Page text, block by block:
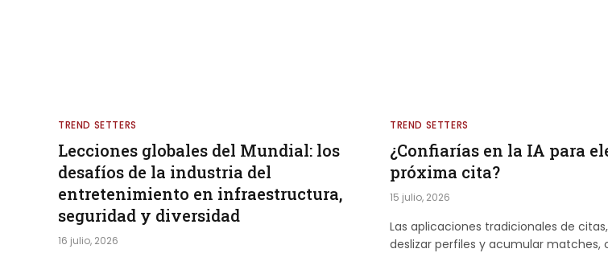
TREND SETTERS
Lecciones globales del Mundial: los
desafíos de la industria del
entretenimiento en infraestructura,
seguridad y diversidad
16 julio, 2026
TREND SETTERS
¿Confiarías en la IA para
próxima cita?
15 julio, 2026
Las aplicaciones tradicionales de
deslizar perfiles y acumular matches,